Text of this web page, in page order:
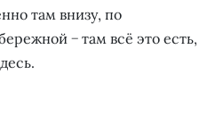
там внизу, по
− там всё это есть,